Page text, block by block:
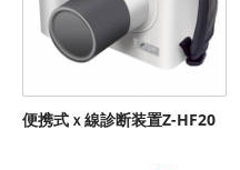
便携式ｘ線診断装置Z-HF20